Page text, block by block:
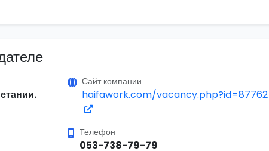
Сайт компании
haifawork.com/vacancy.php?id=87762
Телефон
053-738-79-79